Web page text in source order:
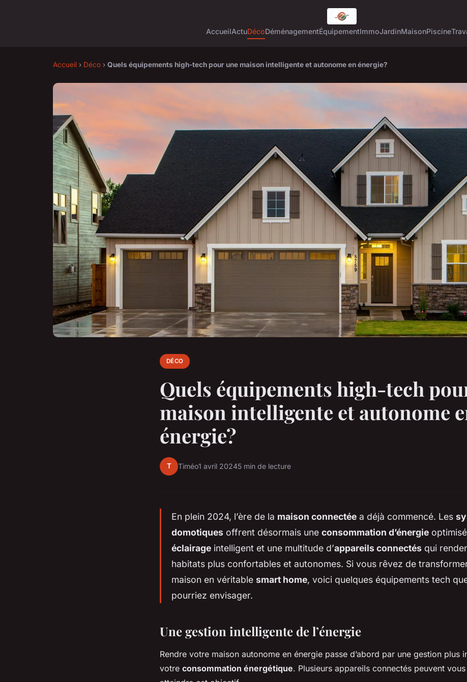
AccueilActuDécoDéménagementÉquipementImmoJardinMaisonPiscine
Accueil › Déco › Quels équipements high-tech pour une maison intelligente et autonome en énergie?
DÉCO
Quels équipements high-tech
maison intelligente et autonome
énergie?
T Timéo1 avril 20245 min de lecture
En plein 2024, l’ère de la maison connectée a déjà commencé. Les
domotiques offrent désormais une consommation d’énergie
éclairage intelligent et une multitude d’appareils connectés qui
habitats plus confortables et autonomes. Si vous rêvez de
maison en véritable smart home, voici quelques équipements tech
pourriez envisager.
Une gestion intelligente de l’énergie
Rendre votre maison autonome en énergie passe d’abord par une gestion plus
votre consommation énergétique. Plusieurs appareils connectés peuvent